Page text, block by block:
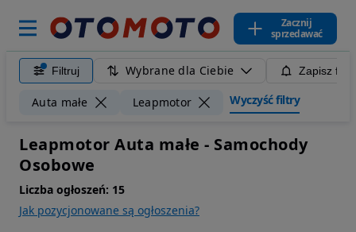
Zacznij
sprzedawać
Filtruj Wybrane dla Ciebie Zapisz
Auta małe Leapmotor Wyczyść filtry
Leapmotor Auta małe - Samochody
Osobowe
Liczba ogłoszeń: 15
Jak pozycjonowane są ogłoszenia?